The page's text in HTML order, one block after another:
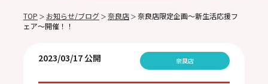
TOP ＞ お知らせ/ブログ ＞ 奈良店 ＞ 奈良店限定企画～新生活応援フ
ェア～開催！！
2023/03/17 公開 奈良店